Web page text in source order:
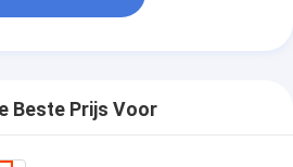
Beste Prijs Voor